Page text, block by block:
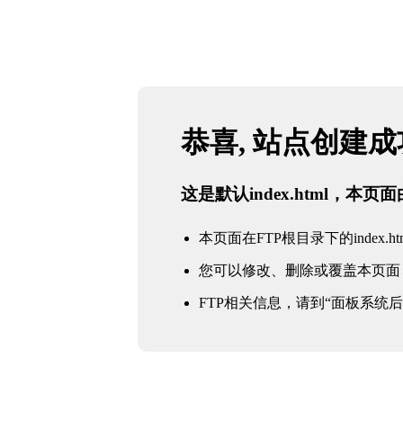
恭喜, 站点创建
这是默认index.html，本页面
本页面在FTP根目录下的
您可以修改、删除或覆盖本页面
FTP相关信息，请到“面板系统